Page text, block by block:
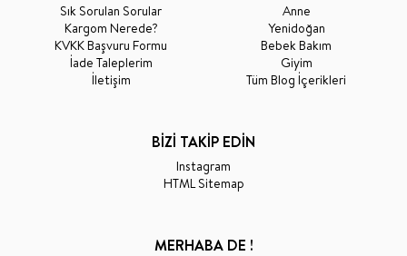
Sık Sorulan Sorular
Kargom Nerede?
KVKK Başvuru Formu
İade Taleplerim
İletişim
Anne
Yenidoğan
Bebek Bakım
Giyim
Tüm Blog İçerikleri
BİZİ TAKİP EDİN
Instagram
HTML Sitemap
MERHABA DE !